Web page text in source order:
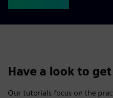
Have a look to
Our tutorials focus on the